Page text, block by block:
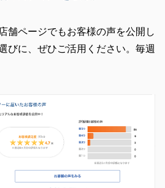
舗ページでもお客様の声を公開し
びに、ぜひご活用ください。毎週